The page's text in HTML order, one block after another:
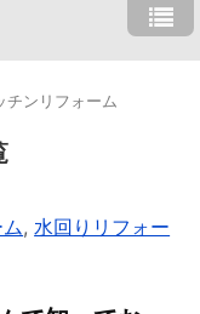
チンリフォーム
,水回りリフォー